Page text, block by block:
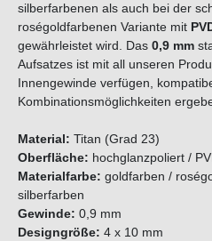
silberfarbenen als auch bei der
roségoldfarbenen Variante mit
gewährleistet wird. Das 0,9 mm
Aufsatzes ist mit all unseren
Innengewinde verfügen,
Kombinationsmöglichkeiten
Material: Titan (Grad 23)
Oberfläche: hochglanzpoliert /
Materialfarbe: goldfarben /
silberfarben
Gewinde: 0,9 mm
Designgröße: 4 x 10 mm